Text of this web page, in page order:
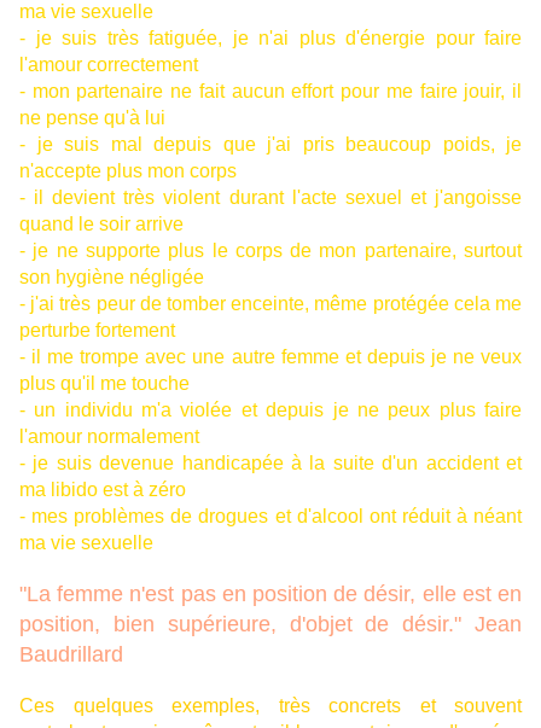
ma vie sexuelle
- je suis très fatiguée, je n'ai plus d'énergie pour faire
l'amour correctement
- mon partenaire ne fait aucun effort pour me faire jouir, il
ne pense qu'à lui
- je suis mal depuis que j'ai pris beaucoup poids, je
n'accepte plus mon corps
- il devient très violent durant l'acte sexuel et j'angoisse
quand le soir arrive
- je ne supporte plus le corps de mon partenaire, surtout
son hygiène négligée
- j'ai très peur de tomber enceinte, même protégée cela me
perturbe fortement
- il me trompe avec une autre femme et depuis je ne veux
plus qu'il me touche
- un individu m'a violée et depuis je ne peux plus faire
l'amour normalement
- je suis devenue handicapée à la suite d'un accident et
ma libido est à zéro
- mes problèmes de drogues et d'alcool ont réduit à néant
ma vie sexuelle
"La femme n'est pas en position de désir, elle est en
position, bien supérieure, d'objet de désir." Jean
Baudrillard
Ces quelques exemples, très concrets et souvent